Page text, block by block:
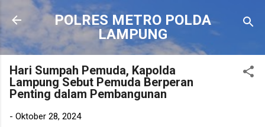
Langsung ke konten utama
POLRES METRO POLDA
LAMPUNG
Hari Sumpah Pemuda, Kapolda
Lampung Sebut Pemuda Berperan
Penting dalam Pembangunan
- Oktober 28, 2024